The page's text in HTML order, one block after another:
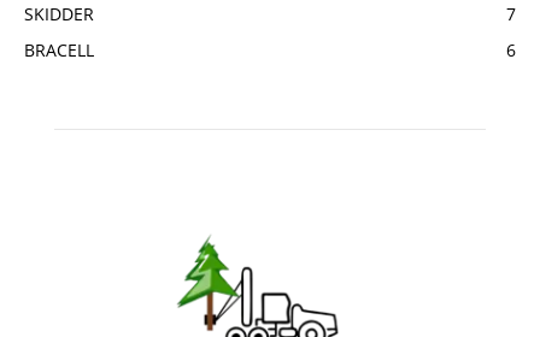
SKIDDER
7
BRACELL
6